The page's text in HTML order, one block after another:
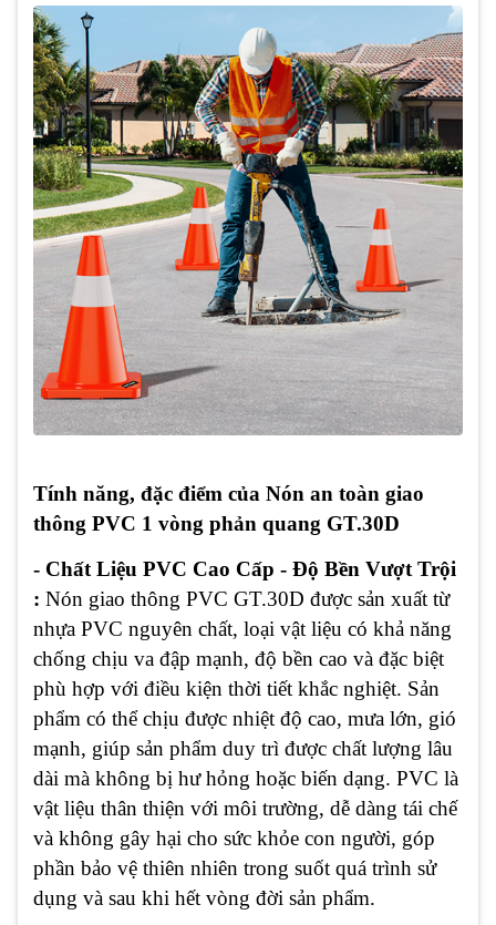
Tính năng, đặc điểm của Nón an toàn giao
thông PVC 1 vòng phản quang GT.30D
- Chất Liệu PVC Cao Cấp - Độ Bền Vượt Trội
: Nón giao thông PVC GT.30D được sản xuất từ
nhựa PVC nguyên chất, loại vật liệu có khả năng
chống chịu va đập mạnh, độ bền cao và đặc biệt
phù hợp với điều kiện thời tiết khắc nghiệt. Sản
phẩm có thể chịu được nhiệt độ cao, mưa lớn, gió
mạnh, giúp sản phẩm duy trì được chất lượng lâu
dài mà không bị hư hỏng hoặc biến dạng. PVC là
vật liệu thân thiện với môi trường, dễ dàng tái chế
và không gây hại cho sức khỏe con người, góp
phần bảo vệ thiên nhiên trong suốt quá trình sử
dụng và sau khi hết vòng đời sản phẩm.